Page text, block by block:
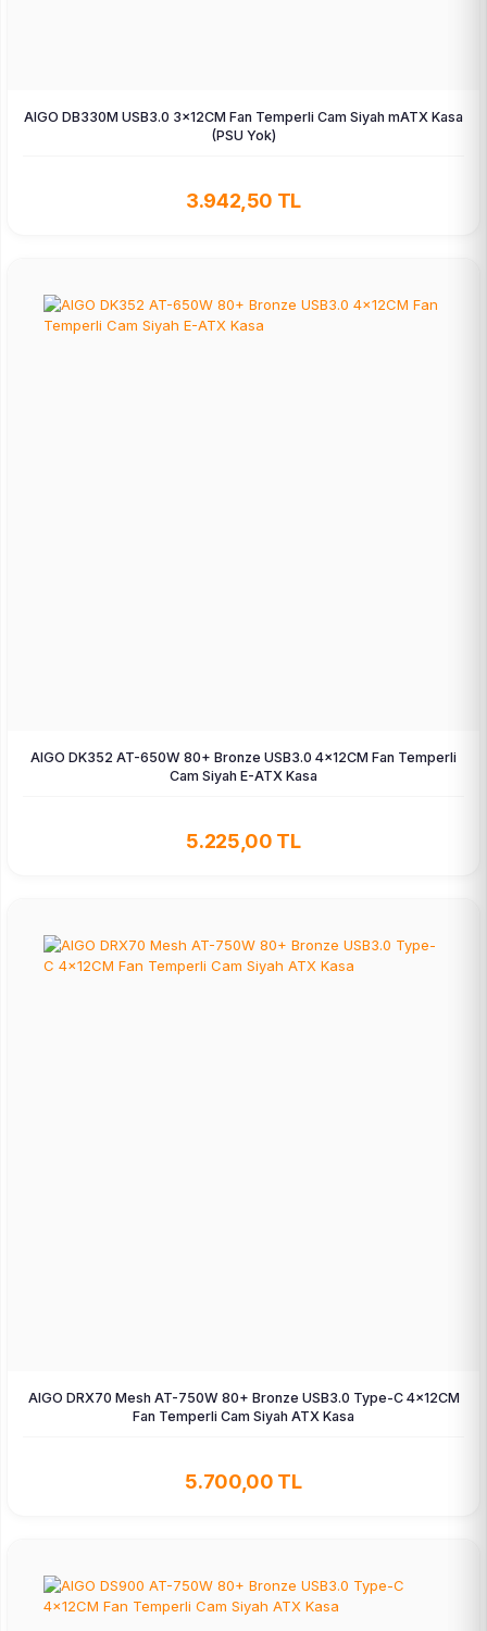
AIGO DB330M USB3.0 3×12CM Fan Temperli Cam Siyah mATX Kasa
(PSU Yok)
3.942,50 TL
AIGO DK352 AT-650W 80+ Bronze USB3.0 4×12CM Fan Temperli
Cam Siyah E-ATX Kasa
5.225,00 TL
AIGO DRX70 Mesh AT-750W 80+ Bronze USB3.0 Type-C 4×12CM
Fan Temperli Cam Siyah ATX Kasa
5.700,00 TL